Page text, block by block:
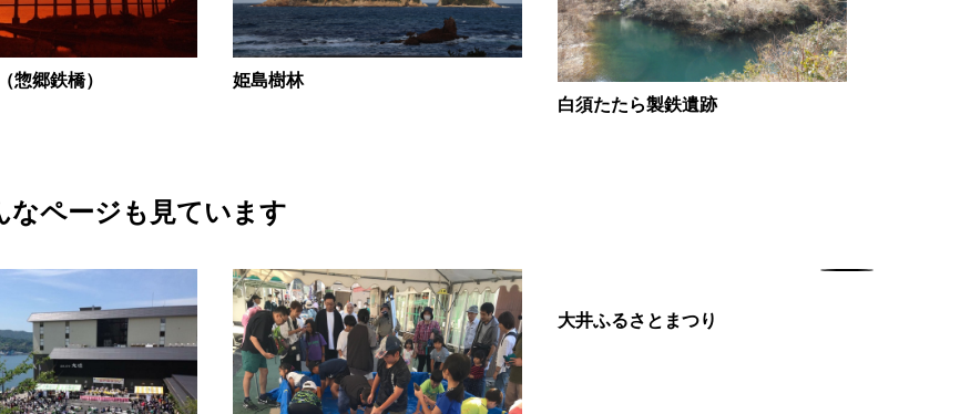
惣郷鉄橋）
姫島樹林
白須たたら製鉄遺跡
なページも見ています
大井ふるさとまつり